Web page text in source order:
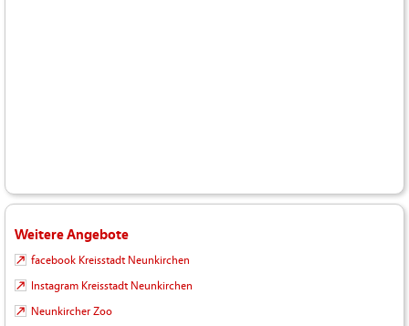
Weitere Angebote
facebook Kreisstadt Neunkirchen
Instagram Kreisstadt Neunkirchen
Neunkircher Zoo